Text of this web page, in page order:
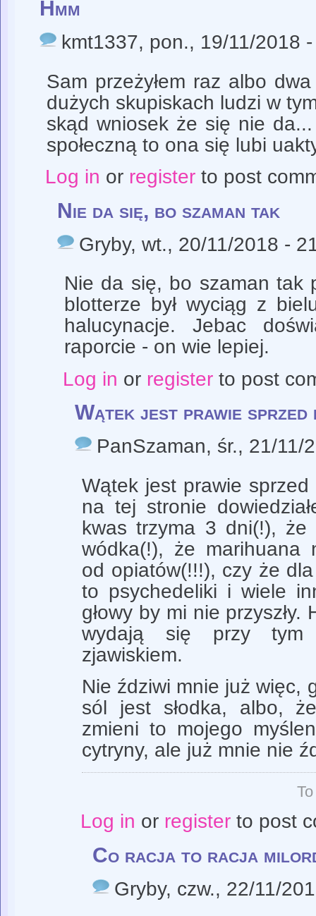
Hmm
kmt1337, pon., 19/11/2018
Sam przeżyłem raz albo
dużych skupiskach ludzi w
skąd wniosek że się nie
społeczną to ona się lubi
Log in or registerto post
Nie da się, bo szaman tak
Gryby, wt., 20/11/2018 -
Nie da się, bo szaman tak
blotterze był wyciąg z
halucynacje. Jebac
raporcie - on wie lepiej.
Log in or registerto post
Wątek jest prawie sprzed
PanSzaman, śr., 21/11/
Wątek jest prawie
na tej stronie
kwas trzyma 3 dni(!),
wódka(!), że marihuana
od opiatów(!!!), czy że
to psychedeliki i wiele
głowy by mi nie
wydają się przy tym
zjawiskiem.
Nie ździwi mnie już więc,
sól jest słodka, albo,
zmieni to mojego
cytryny, ale już mnie nie
Log in or registerto post
Co racja to racja
Gryby, czw., 22/11/